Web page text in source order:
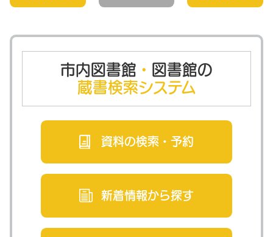
市内図書館 ・ 図書館の
蔵書検索システム
資料の検索・ 予約
新着情報から探す